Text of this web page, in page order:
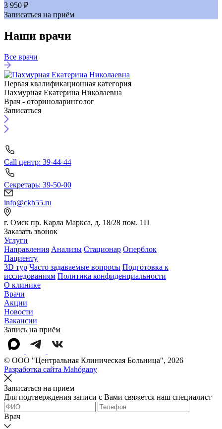
3 950 ₽
Записаться на приём
Наши врачи
Все врачи
Первая квалификационная категория
Пахмурная Екатерина Николаевна
Врач - оториноларинголог
Записаться
Call центр: 39-44-44
Секретарь: 39-50-00
info@ckb55.ru
г. Омск пр. Карла Маркса, д. 18/28 пом. 1П
Заказать звонок
Услуги
Направления Анализы Стационар Оперблок
Пациенту
3D тур Часто задаваемые вопросы Подготовка к
исследованиям Политика конфиденциальности
О клинике
Врачи
Акции
Новости
Вакансии
Запись на приём
© OOO "Центральная Клиническая Больница", 2026
Разработка сайта Mahógany
Записаться на прием
Для подтверждения записи с Вами свяжется наш специалист
Врач